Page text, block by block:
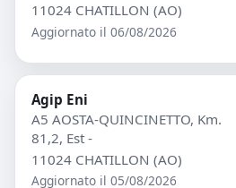
11024 CHATILLON (AO)
Aggiornato il 06/08/2026
Agip Eni
A5 AOSTA-QUINCINETTO, Km.
81,2, Est -
11024 CHATILLON (AO)
Aggiornato il 05/08/2026